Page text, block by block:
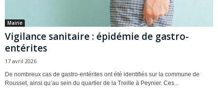
Mairie
Vigilance sanitaire : épidémie de gastro-
entérites
17 avril 2026
De nombreux cas de gastro-entérites ont été identifiés sur la commune de
Rousset, ainsi qu’au sein du quartier de la Treille à Peynier. Ces...